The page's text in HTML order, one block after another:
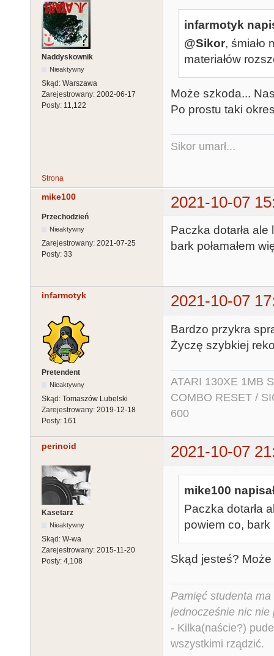
Naddyskownik
Nieaktywny
Skąd: Warszawa
Zarejestrowany: 2002-06-17
Posty: 11,122
infarmotyk
@Sikor, śmiało
materiałów
Może szkoda...
Po prostu taki
Sikor umarł...
Strona
mike100 2021-10-07
Przechodzień
Nieaktywny
Zarejestrowany: 2021-07-25
Posty: 33
Paczka dotarła
bark połamałem
infarmotyk 2021-10-07
Pretendent
Nieaktywny
Skąd: Tomaszów Lubelski
Zarejestrowany: 2019-12-18
Posty: 161
Bardzo przykra
Życzę szybkiej
ATARI 130XE 1MB
COMBO RESET /
600
perinoid 2021-10-07
Kasetarz
Nieaktywny
Skąd: W-wa
Zarejestrowany: 2015-11-20
Posty: 4,108
mike100
Paczka dotarła
powiem co, bark
Skąd jesteś?
Pamięć studenta
jednocześnie nic nie
- Kilka(naście?)
wszystkimi rządzić.